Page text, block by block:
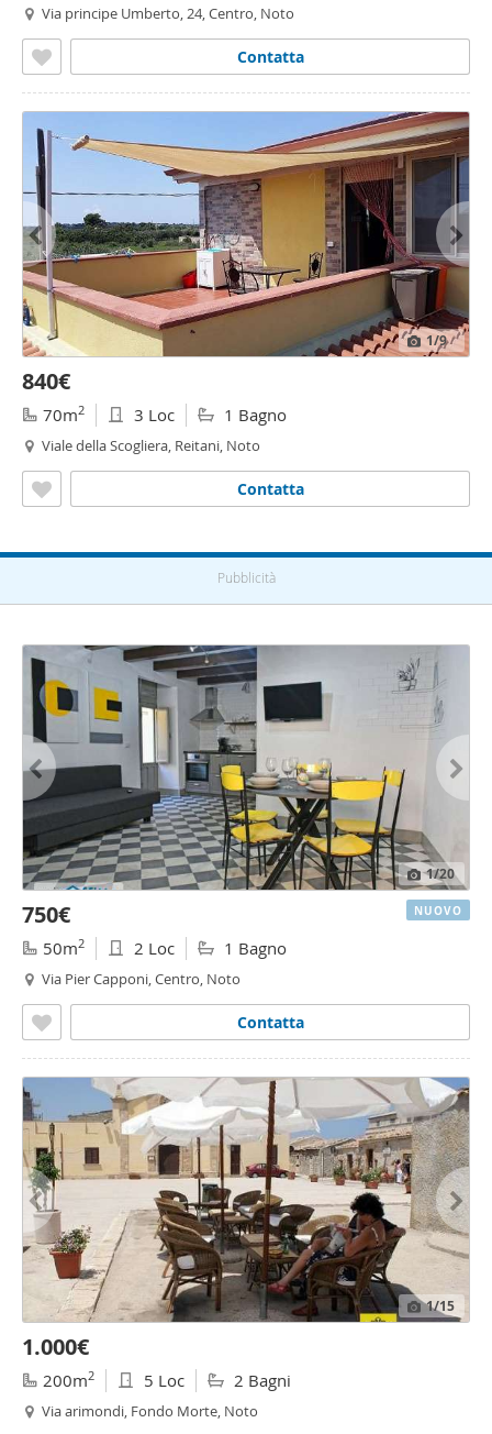
Via principe Umberto, 24, Centro, Noto
Contatta
1/9
840€
70m2 3 Loc 1 Bagno
Viale della Scogliera, Reitani, Noto
Contatta
Pubblicità
1/20
750€
50m2 2 Loc 1 Bagno
Via Pier Capponi, Centro, Noto
Contatta
NUOVO
1/15
1.000€
200m2 5 Loc 2 Bagni
Via arimondi, Fondo Morte, Noto